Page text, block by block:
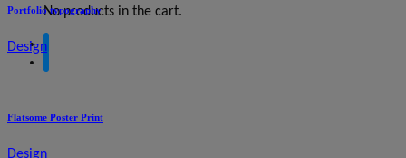
No products in the cart.
Portfolio typography
Design
Flatsome Poster Print
Design